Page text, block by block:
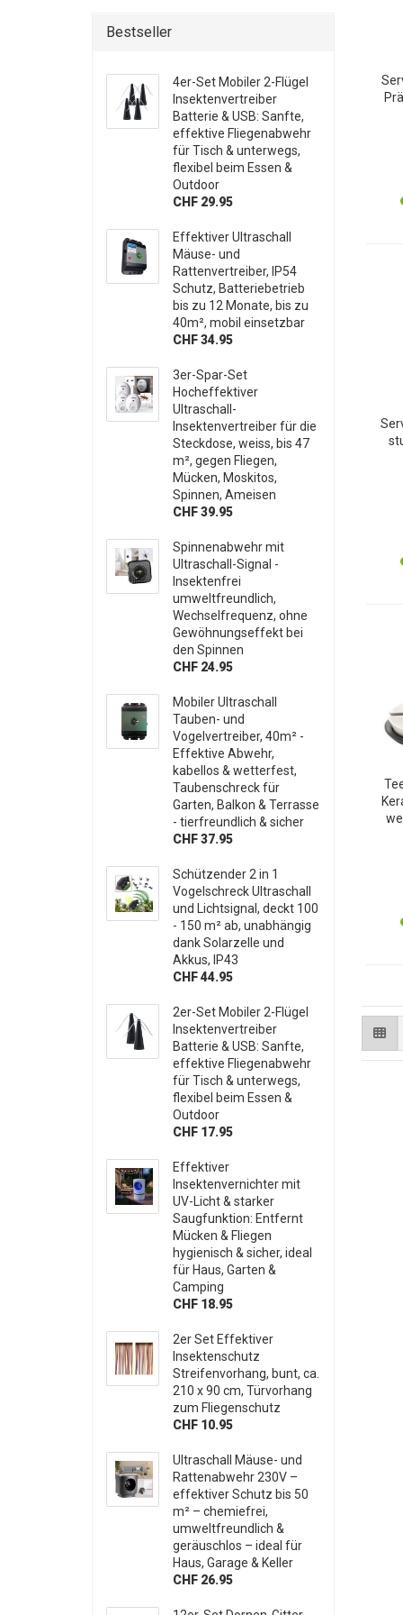
Bestseller
4er-Set Mobiler 2-Flügel
Insektenvertreiber
Batterie & USB: Sanfte,
effektive Fliegenabwehr
für Tisch & unterwegs,
flexibel beim Essen &
Outdoor
CHF 29.95
Effektiver Ultraschall
Mäuse- und
Rattenvertreiber, IP54
Schutz, Batteriebetrieb
bis zu 12 Monate, bis zu
40m², mobil einsetzbar
CHF 34.95
3er-Spar-Set
Hocheffektiver
Ultraschall-
Insektenvertreiber für die
Steckdose, weiss, bis 47
m², gegen Fliegen,
Mücken, Moskitos,
Spinnen, Ameisen
CHF 39.95
Spinnenabwehr mit
Ultraschall-Signal -
Insektenfrei
umweltfreundlich,
Wechselfrequenz, ohne
Gewöhnungseffekt bei
den Spinnen
CHF 24.95
Mobiler Ultraschall
Tauben- und
Vogelvertreiber, 40m² -
Effektive Abwehr,
kabellos & wetterfest,
Taubenschreck für
Garten, Balkon & Terrasse
- tierfreundlich & sicher
CHF 37.95
Schützender 2 in 1
Vogelschreck Ultraschall
und Lichtsignal, deckt 100
- 150 m² ab, unabhängig
dank Solarzelle und
Akkus, IP43
CHF 44.95
2er-Set Mobiler 2-Flügel
Insektenvertreiber
Batterie & USB: Sanfte,
effektive Fliegenabwehr
für Tisch & unterwegs,
flexibel beim Essen &
Outdoor
CHF 17.95
Effektiver
Insektenvernichter mit
UV-Licht & starker
Saugfunktion: Entfernt
Mücken & Fliegen
hygienisch & sicher, ideal
für Haus, Garten &
Camping
CHF 18.95
2er Set Effektiver
Insektenschutz
Streifenvorhang, bunt, ca.
210 x 90 cm, Türvorhang
zum Fliegenschutz
CHF 10.95
Ultraschall Mäuse- und
Rattenabwehr 230V –
effektiver Schutz bis 50
m² – chemiefrei,
umweltfreundlich &
geräuschlos – ideal für
Haus, Garage & Keller
CHF 26.95